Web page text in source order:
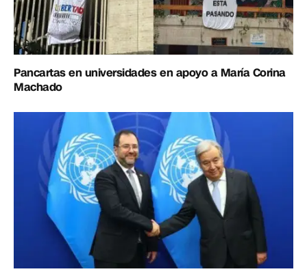
Pancartas en universidades en apoyo a María Corina
Machado